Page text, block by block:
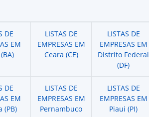
DE
EM
LISTAS DE
EMPRESAS EM
Ceara (CE)
LISTAS DE
EMPRESAS EM
Distrito Federal
(DF)
DE
EM
(PB)
LISTAS DE
EMPRESAS EM
Pernambuco
LISTAS DE
EMPRESAS EM
Piaui (PI)